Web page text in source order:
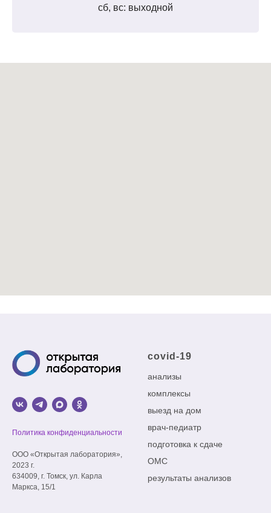
сб, вс: выходной
Политика конфиденциальности
ООО «Открытая лаборатория»,
2023 г.
634009, г. Томск, ул. Карла
Маркса, 15/1
covid-19
анализы
комплексы
выезд на дом
врач-педиатр
подготовка к сдаче
ОМС
результаты анализов